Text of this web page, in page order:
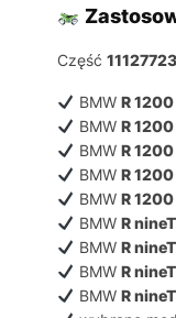
Część
BMW R
BMW R
BMW R
BMW R 1200
BMW R
BMW R
BMW R
BMW R
BMW R